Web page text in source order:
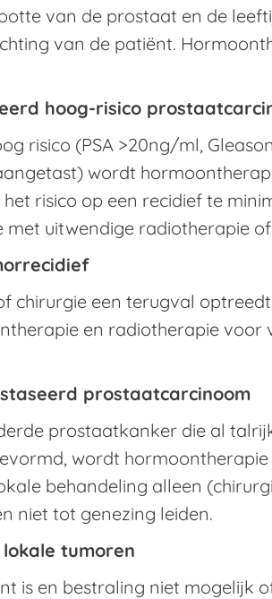
van de prostaat en de
van de patiënt.
hoog-risico
risico (PSA >20ng/ml,
wordt
risico op een recidief te
met uitwendige radiotherapie
chirurgie een terugval
en radiotherapie voor
prostaatcarcinoom
prostaatkanker die al
wordt
behandeling alleen
niet tot genezing leiden.
tumoren
is en bestraling niet mogelijk